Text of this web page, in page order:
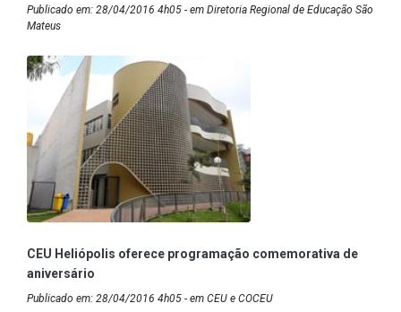
Publicado em: 28/04/2016 4h05 - em Diretoria Regional de Educação São
Mateus
CEU Heliópolis oferece programação comemorativa de
aniversário
Publicado em: 28/04/2016 4h05 - em CEU e COCEU